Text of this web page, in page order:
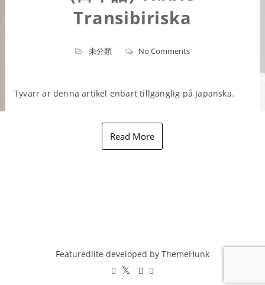
Transibiriska
未分類 No Comments
Tyvärr är denna artikel enbart tillgänglig på Japanska.
Read More
Featuredlite developed by ThemeHunk